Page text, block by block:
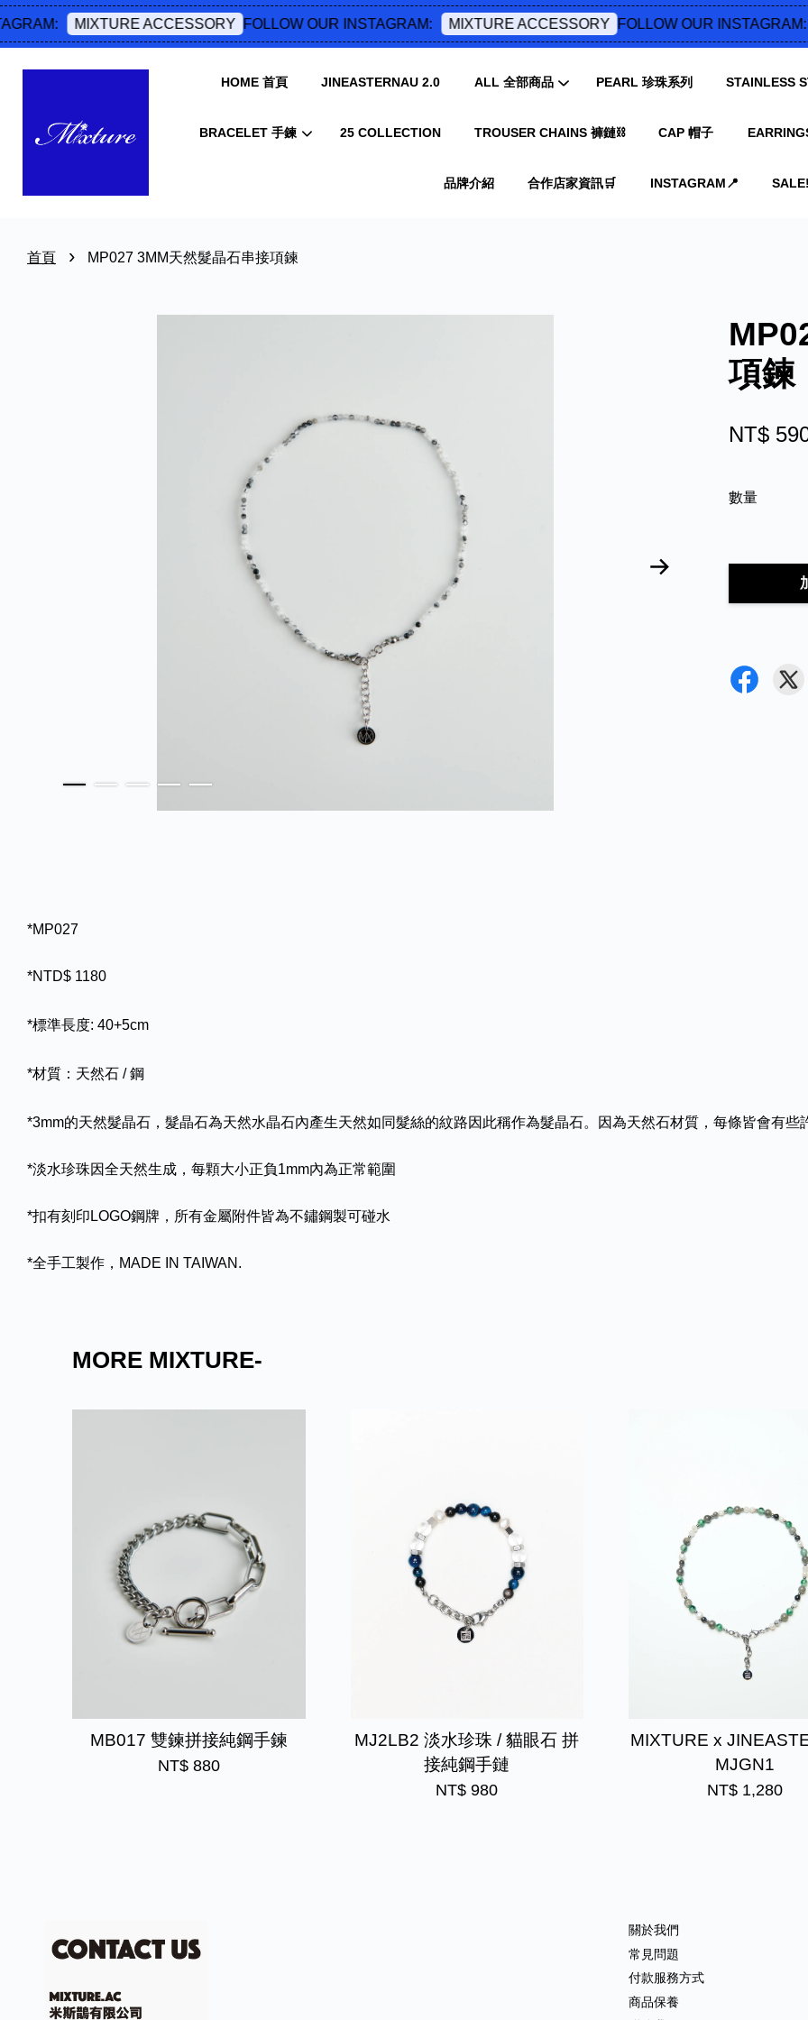
MIXTURE ACCESSORY FOLLOW OUR INSTAGRAM: MIXTURE ACCESSORY FOLLOW OUR INSTAGRAM:
HOME 首頁 JINEASTERNAU 2.0 ALL 全部商品 PEARL 珍珠系列 STAINLESS
BRACELET 手鍊 25 COLLECTION TROUSER CHAINS 褲鏈⛓️ CAP 帽子
品牌介紹 合作店家資訊🛒 INSTAGRAM📍
首頁 › MP027 3MM天然髮晶石串接項鍊
項鍊
NT$
數量
*MP027
*NTD$ 1180
*標準長度: 40+5cm
*材質：天然石 / 鋼
*3mm的天然髮晶石，髮晶石為天然水晶石內產生天然如同髮絲的紋路因此稱作為髮晶石。因為天然石材質，每條皆會有些
*淡水珍珠因全天然生成，每顆大小正負1mm內為正常範圍
*扣有刻印LOGO鋼牌，所有金屬附件皆為不鏽鋼製可碰水
*全手工製作，MADE IN TAIWAN.
MORE MIXTURE-
MB017 雙鍊拼接純鋼手鍊
NT$ 880
MJ2LB2 淡水珍珠 / 貓眼石 拼
接純鋼手鏈
NT$ 980
MIXTURE x
MJGN1
NT$ 1,280
關於我們
常見問題
付款服務方式
商品保養